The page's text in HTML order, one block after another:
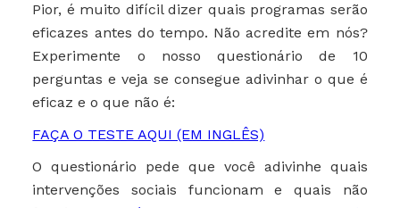
Pior, é muito difícil dizer quais programas serão
eficazes antes do tempo. Não acredite em nós?
Experimente o nosso questionário de 10
perguntas e veja se consegue adivinhar o que é
eficaz e o que não é:
FAÇA O TESTE AQUI (EM INGLÊS)
O questionário pede que você adivinhe quais
intervenções sociais funcionam e quais não